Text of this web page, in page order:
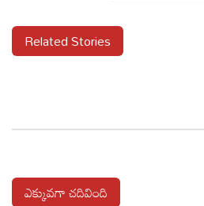
Related Stories
ఎక్కువగా చదివింది